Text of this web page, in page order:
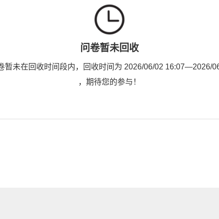
问卷暂未回收
暂未在回收时间段内，回收时间为 2026/06/02 16:07—2026/
，期待您的参与！